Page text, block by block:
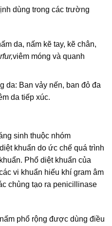
dùng trong các trường
da, nấm kẽ tay, kẽ chân,
viêm móng và quanh
da: Ban vảy nến, ban đỏ đa
da tiếp xúc.
sinh thuộc nhóm
khuẩn do ức chế quá trình
Phổ diệt khuẩn của
vi khuẩn hiếu khí gram âm
chủng tạo ra penicillinase
phổ rộng được dùng điều